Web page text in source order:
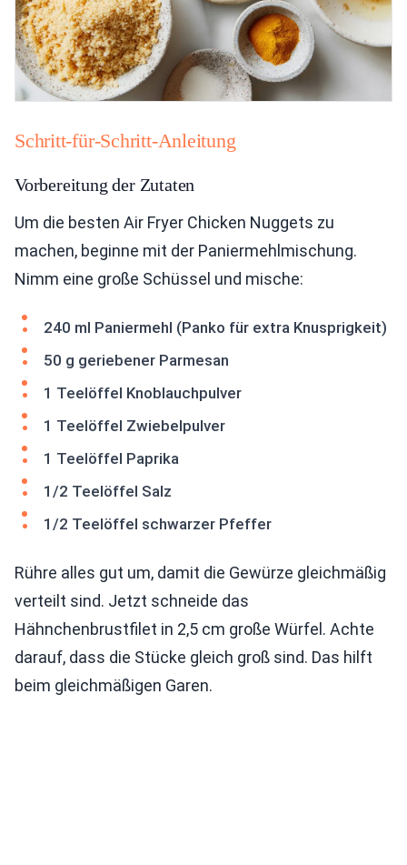
Schritt-für-Schritt-Anleitung
Vorbereitung der Zutaten
Um die besten Air Fryer Chicken Nuggets zu
machen, beginne mit der Paniermehlmischung.
Nimm eine große Schüssel und mische:
240 ml Paniermehl (Panko für extra Knusprigkeit)
50 g geriebener Parmesan
1 Teelöffel Knoblauchpulver
1 Teelöffel Zwiebelpulver
1 Teelöffel Paprika
1/2 Teelöffel Salz
1/2 Teelöffel schwarzer Pfeffer
Rühre alles gut um, damit die Gewürze gleichmäßig
verteilt sind. Jetzt schneide das
Hähnchenbrustfilet in 2,5 cm große Würfel. Achte
darauf, dass die Stücke gleich groß sind. Das hilft
beim gleichmäßigen Garen.